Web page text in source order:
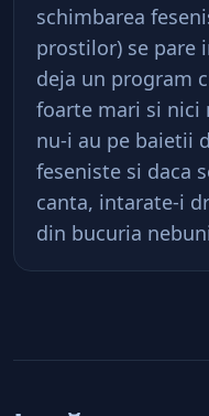
schimbarea
prostilor) se pare
deja un program
foarte mari si nici
nu-i au pe baietii
feseniste si daca
canta, intarate-i
din bucuria